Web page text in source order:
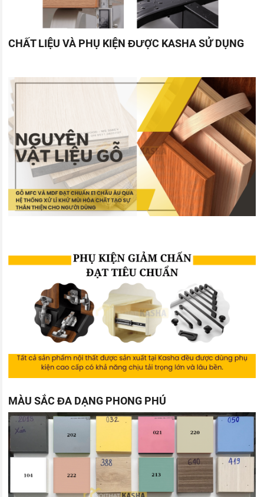
CHẤT LIỆU VÀ PHỤ KIỆN ĐƯỢC KASHA SỬ DỤNG
MÀU SẮC ĐA DẠNG PHONG PHÚ